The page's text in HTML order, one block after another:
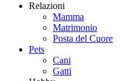
Relazioni
Mamma
Matrimonio
Posta del Cuore
Pets
Cani
Gatti